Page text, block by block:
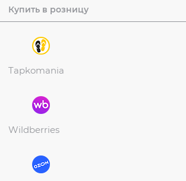
Купить в розницу
Tapkomania
Wildberries